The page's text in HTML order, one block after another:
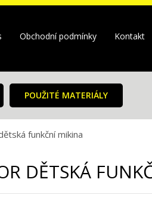
Obchodní podmínky Kontakt
POUŽITÉ MATERIÁLY
funkční mikina
DĚTSKÁ